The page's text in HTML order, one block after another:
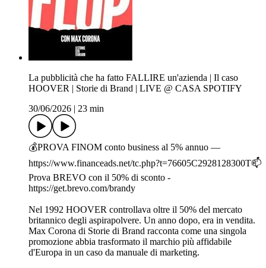
La pubblicità che ha fatto FALLIRE un'azienda | Il caso
HOOVER | Storie di Brand | LIVE @ CASA SPOTIFY
30/06/2026
23 min
💰PROVA FINOM conto business al 5% annuo —
⁠https://www.financeads.net/tc.php?t=76605C2928128300T📫
Prova BREVO con il 50% di sconto -
https://get.brevo.com/brandy
Nel 1992 HOOVER controllava oltre il 50% del mercato
britannico degli aspirapolvere. Un anno dopo, era in vendita.
Max Corona di Storie di Brand racconta come una singola
promozione abbia trasformato il marchio più affidabile
d'Europa in un caso da manuale di marketing.